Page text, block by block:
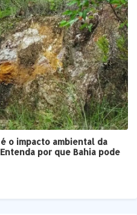
o impacto ambiental da
por que Bahia pode